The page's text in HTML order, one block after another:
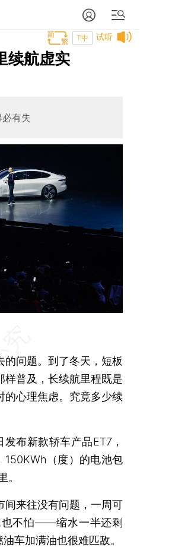
试听
T中
续航虚实
有失
问题。到了冬天，短板
样普及，长续航里程既是
的心理焦虑。究竟多少续
发布新款轿车产品ET7，
150KWh（度）的电池包
。
来往没有问题，一周可
也不怕——缩水一半还剩
车加满油也很难匹敌。